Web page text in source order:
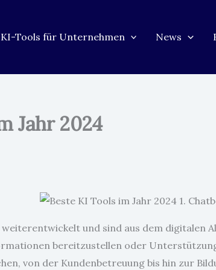
KI-Tools für Unternehmen News
Jahr 2024
und sind aus dem digitalen
bereitzustellen oder
von der Kundenbetreuung bis hin zur